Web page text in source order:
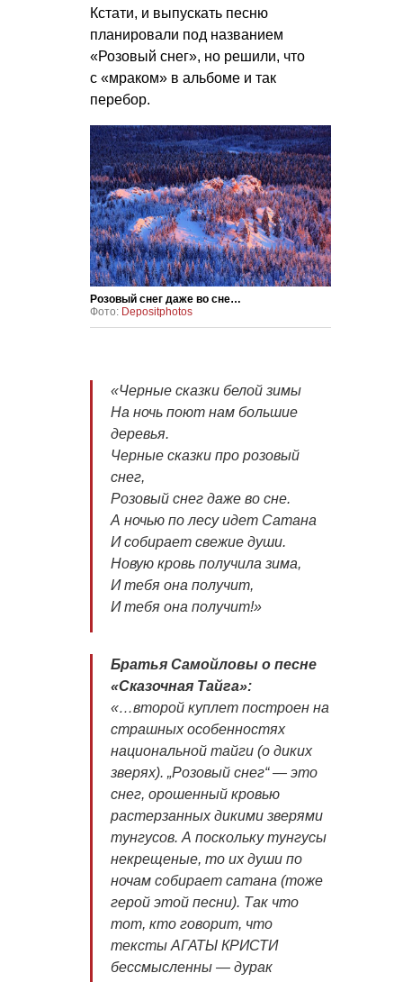
Кстати, и выпускать песню
планировали под названием
«Розовый снег», но решили, что
с «мраком» в альбоме и так
перебор.
Розовый снег даже во сне…
Фото: Depositphotos
«Черные сказки белой зимы
На ночь поют нам большие
деревья.
Черные сказки про розовый
снег,
Розовый снег даже во сне.
А ночью по лесу идет Сатана
И собирает свежие души.
Новую кровь получила зима,
И тебя она получит,
И тебя она получит!»
Братья Самойловы о песне
«Сказочная Тайга»:
«…второй куплет построен на
страшных особенностях
национальной тайги (о диких
зверях). „Розовый снег“ — это
снег, орошенный кровью
растерзанных дикими зверями
тунгусов. А поскольку тунгусы
некрещеные, то их души по
ночам собирает сатана (тоже
герой этой песни). Так что
тот, кто говорит, что
тексты АГАТЫ КРИСТИ
бессмысленны — дурак